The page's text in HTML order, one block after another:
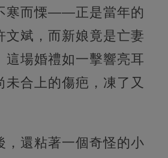
寒而慄——正是當年的
文斌，而新娘竟是亡妻
這場婚禮如一擊響亮耳
未合上的傷疤，凍了又
，還粘著一個奇怪的小